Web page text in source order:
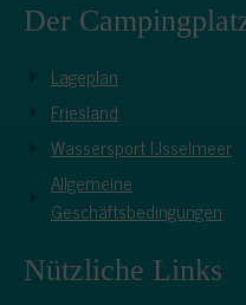
Der
Lageplan
Friesland
Wassersport IJsselmeer
Allgemeine
Geschäftsbedingungen
Nützliche Links